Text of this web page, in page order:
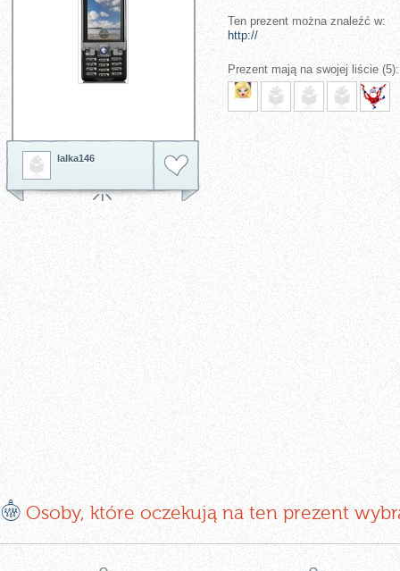
lalka146
Ten prezent można znaleźć w:
http://
Prezent mają na swojej liście (5):
E Osoby, które oczekują na ten prezent